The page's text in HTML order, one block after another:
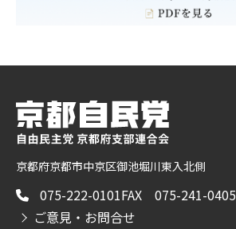
京都府京都市中京区御池堀川東入北側
075-222-0101FAX 075-241-0405
ご意見・お問合せ